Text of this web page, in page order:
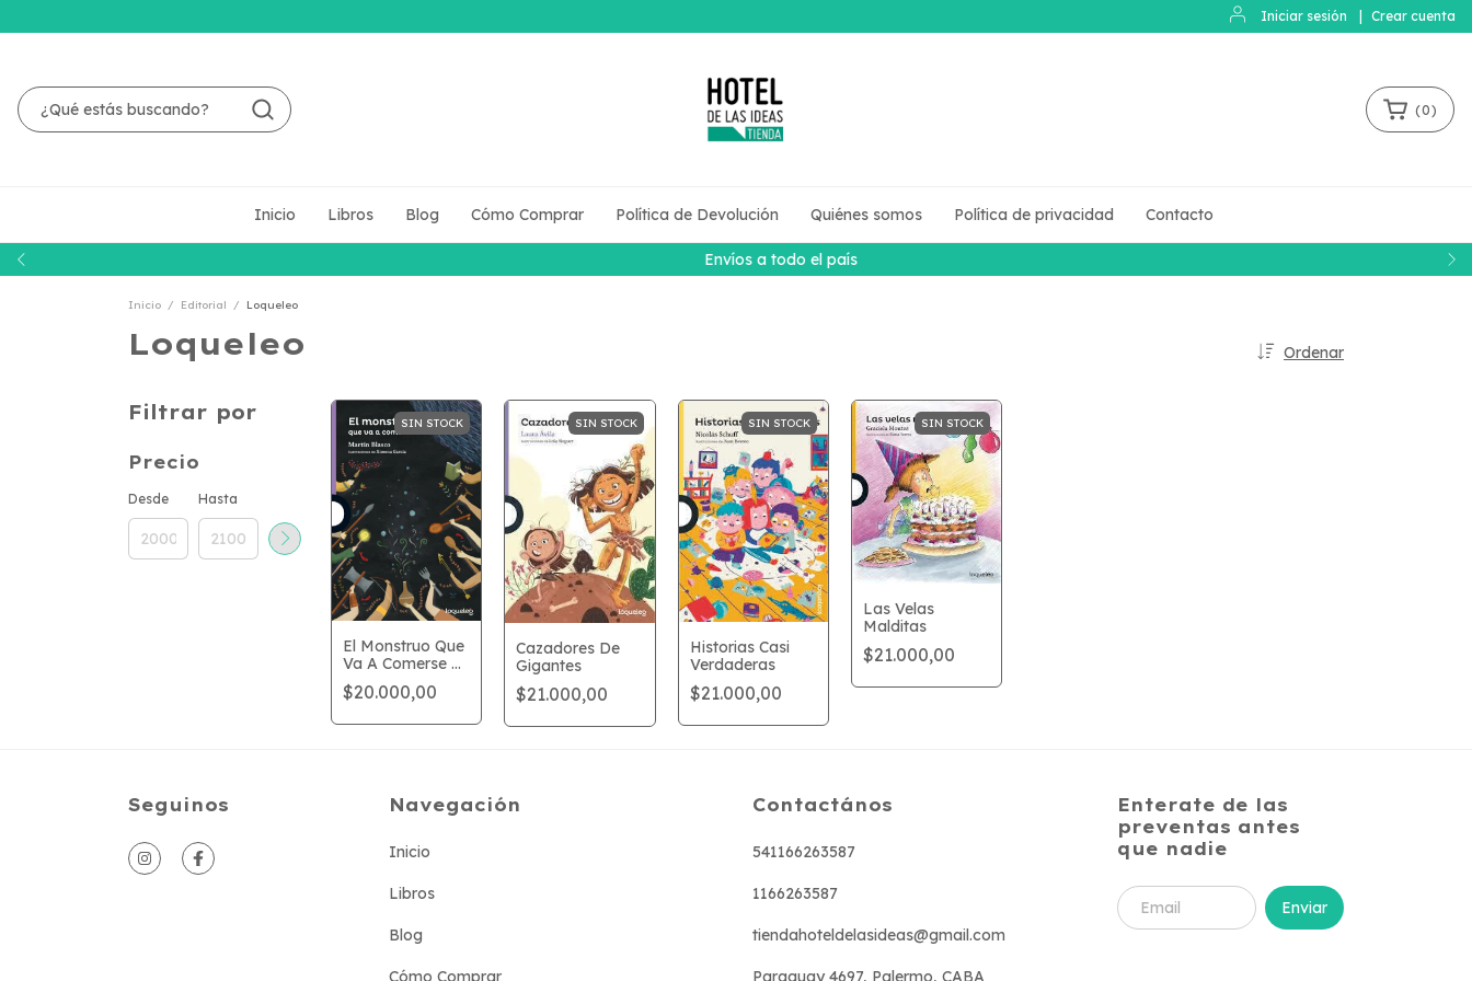
Iniciar sesión Crear cuenta
Envíos a todo el país
(0)
Inicio Libros Blog Cómo Comprar Política de Devolución Quiénes somos Política de privacidad Contacto
Inicio / Editorial / Loqueleo
Loqueleo Ordenar
Filtrar por
Precio
Desde Hasta
SIN STOCK
El Monstruo Que
Va A Comerse El
Mundo
$20.000,00
SIN STOCK
Cazadores De
Gigantes
$21.000,00
SIN STOCK
Historias Casi
Verdaderas
$21.000,00
SIN STOCK
Las Velas
Malditas
$21.000,00
Seguinos Navegación
Inicio
Libros
Blog
Cómo Comprar
Contactános
541166263587
1166263587
tiendahoteldelasideas@gmail.com
Paraguay 4697, Palermo, CABA
Enterate de las
preventas antes
que nadie